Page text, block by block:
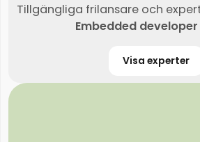
Tillgängliga frilansare och
Embedded developer
Visa experter